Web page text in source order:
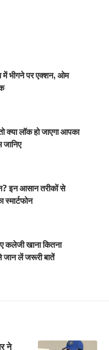
में भीगने पर एक्शन, ओम
क्या लॉक हो जाएगा आपका
इन आसान तरीकों से
स्मार्टफोन
कलेजी खाना कितना
लें जरूरी बातें
ने